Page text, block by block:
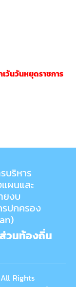
ว้นวันหยุดราชการ
บริหาร
ผนและ
ยงบ
ปกครอง
วนท้องถิ่น
Rights